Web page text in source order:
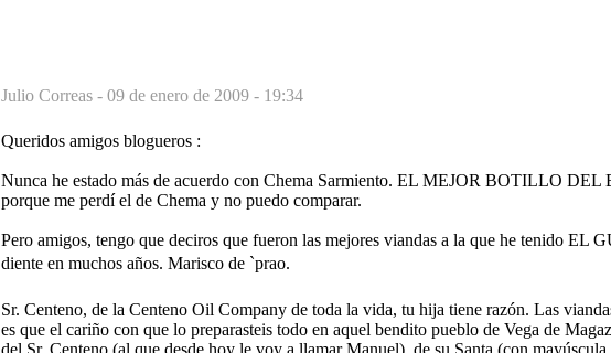
Julio Correas - 09 de enero de 2009 - 19:34
Queridos amigos blogueros :
Nunca he estado más de acuerdo con Chema Sarmiento. EL MEJOR BOTILLO DEL
porque me perdí el de Chema y no puedo comparar.
Pero amigos, tengo que deciros que fueron las mejores viandas a la que he tenido EL
diente en muchos años. Marisco de `prao.
Sr. Centeno, de la Centeno Oil Company de toda la vida, tu hija tiene razón. Las
es que el cariño con que lo preparasteis todo en aquel bendito pueblo de Vega de
del Sr. Centeno (al que desde hoy le voy a llamar Manuel), de su Santa (con